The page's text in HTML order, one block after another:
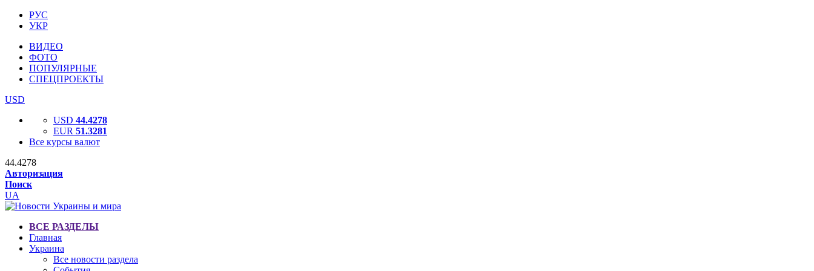
РУС
УКР
ВИДЕО
ФОТО
ПОПУЛЯРНЫЕ
СПЕЦПРОЕКТЫ
USD
USD 44.4278
EUR 51.3281
Все курсы валют
44.4278
Авторизация
Поиск
UA
ВСЕ РАЗДЕЛЫ
Главная
Украина
Все новости раздела